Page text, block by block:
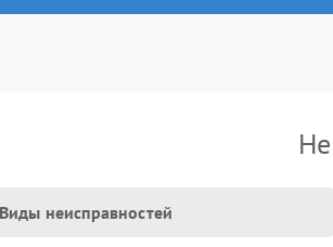
Виды неисправностей